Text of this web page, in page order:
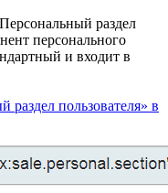
Персональный раздел
персонального
и входит в
пользователя» в